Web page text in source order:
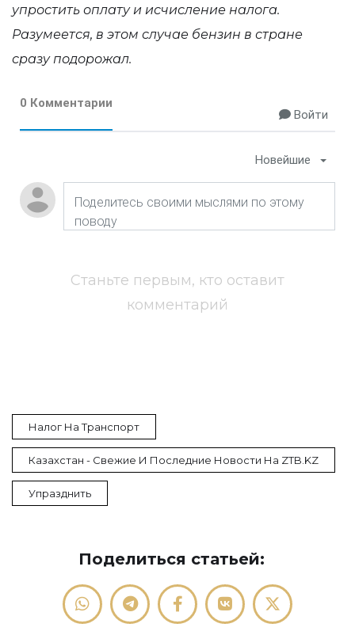
упростить оплату и исчисление налога.
Разумеется, в этом случае бензин в стране
сразу подорожал.
0 Комментарии
Войти
Новейшие
Станьте первым, кто оставит
комментарий
Налог На Транспорт
Казахстан - Свежие И Последние Новости На ZTB.KZ
Упразднить
Поделиться статьей: